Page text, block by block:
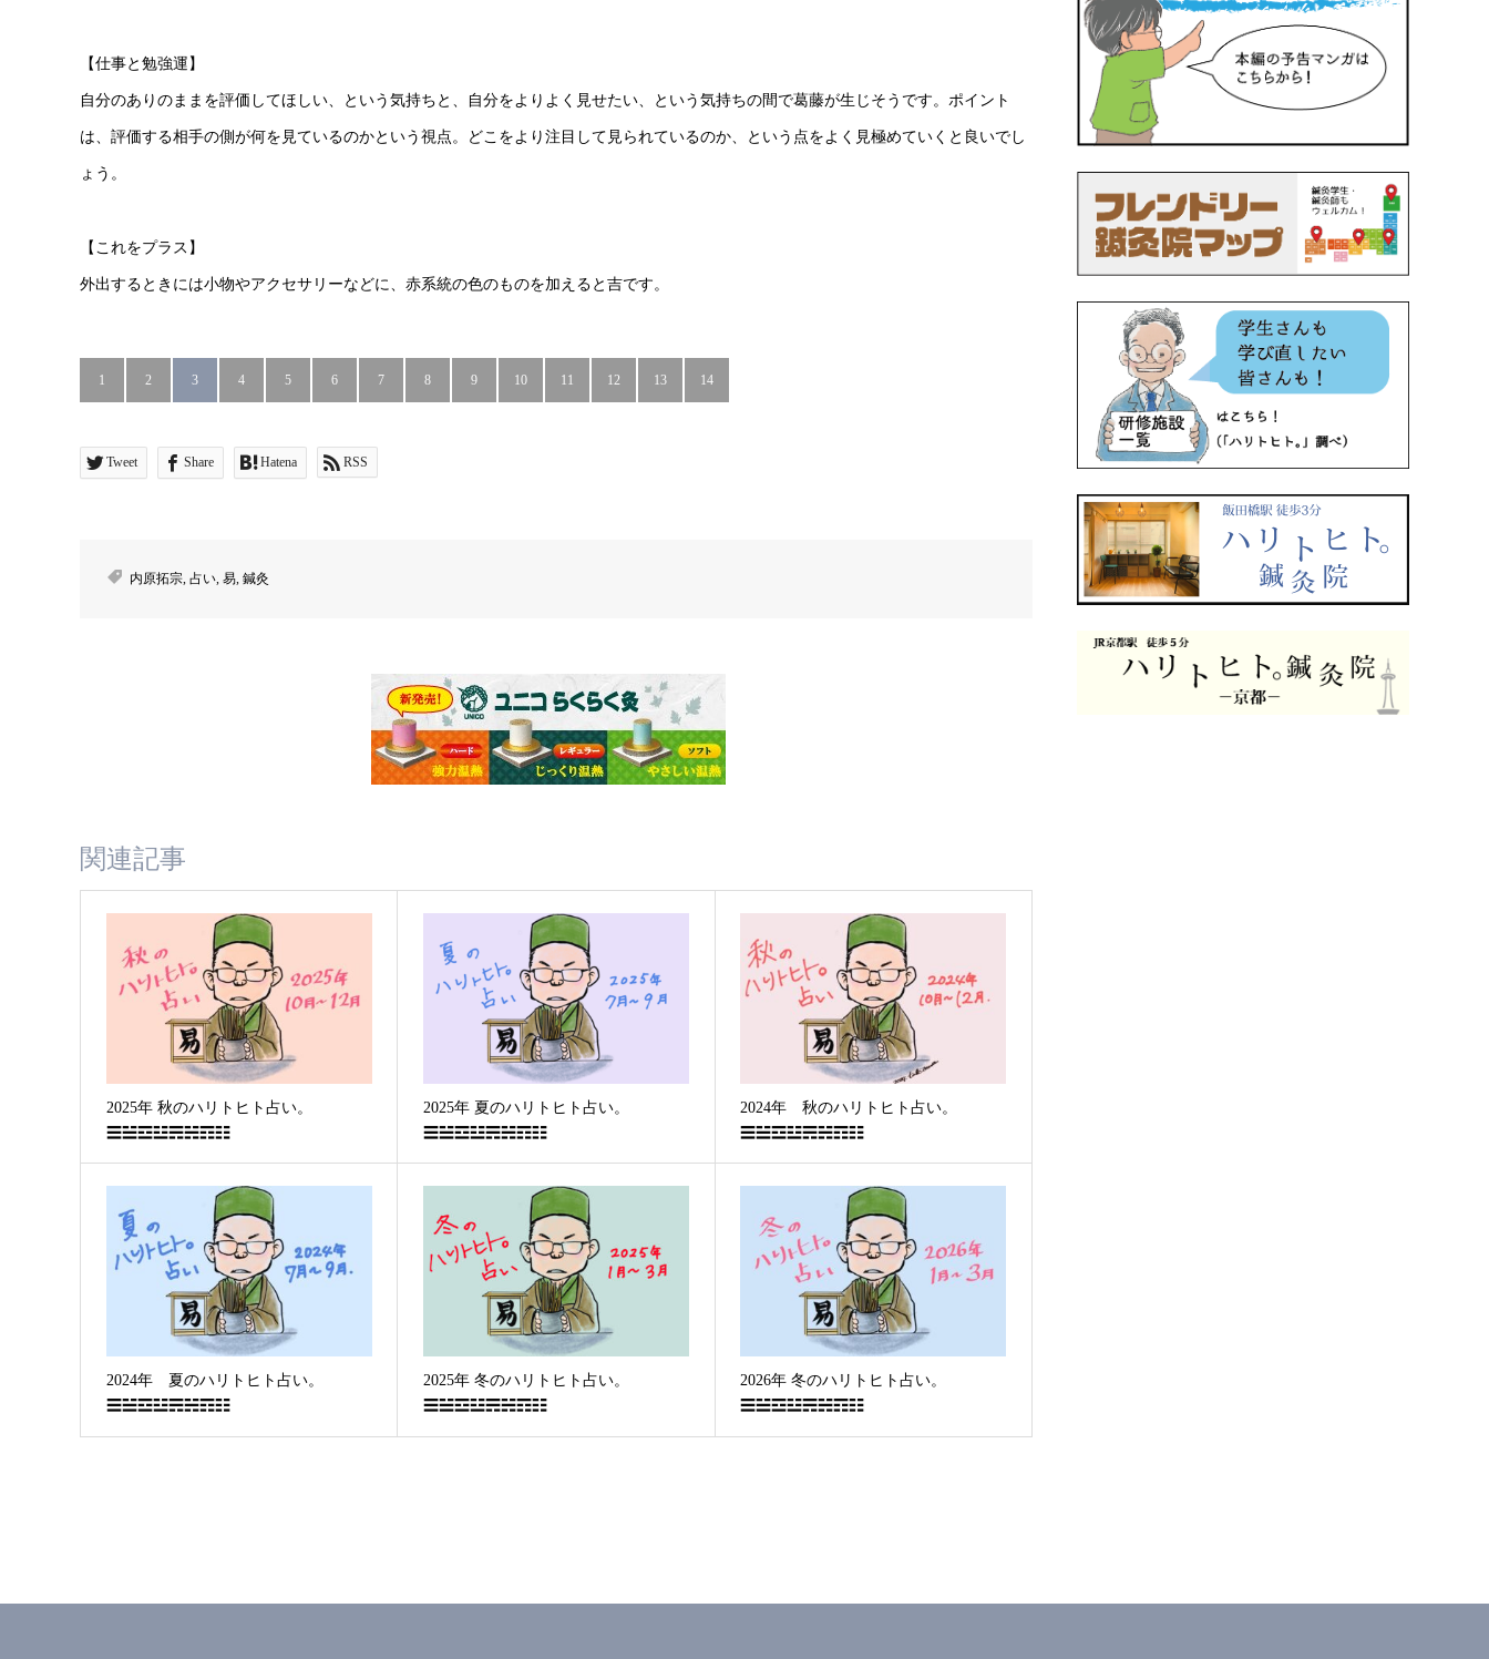
【仕事と勉強運】
自分のありのままを評価してほしい、という気持ちと、自分をよりよく見せたい、という気持ちの間で葛藤が生じそうです。ポイント
は、評価する相手の側が何を見ているのかという視点。どこをより注目して見られているのか、という点をよく見極めていくと良いでし
ょう。
【これをプラス】
外出するときには小物やアクセサリーなどに、赤系統の色のものを加えると吉です。
1 2 3 4 5 6 7 8 9 10 11 12 13 14
Tweet Share Hatena RSS
内原拓宗 占い 易 鍼灸
関連記事
2025年 秋のハリトヒト占い。
☰☱☲☳☴☵☶☷
2025年 夏のハリトヒト占い。
☰☱☲☳☴☵☶☷
2024年 秋のハリトヒト占い。
☰☱☲☳☴☵☶☷
2024年 夏のハリトヒト占い。
☰☱☲☳☴☵☶☷
2025年 冬のハリトヒト占い。
☰☱☲☳☴☵☶☷
2026年 冬のハリトヒト占い。
☰☱☲☳☴☵☶☷